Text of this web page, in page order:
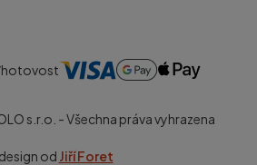
s.r.o. - Všechna práva vyhrazena
od Jiří Foret